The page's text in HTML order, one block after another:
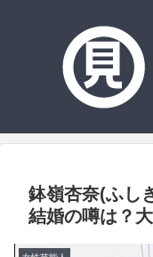
鉢嶺杏奈(ふし
結婚の噂は？